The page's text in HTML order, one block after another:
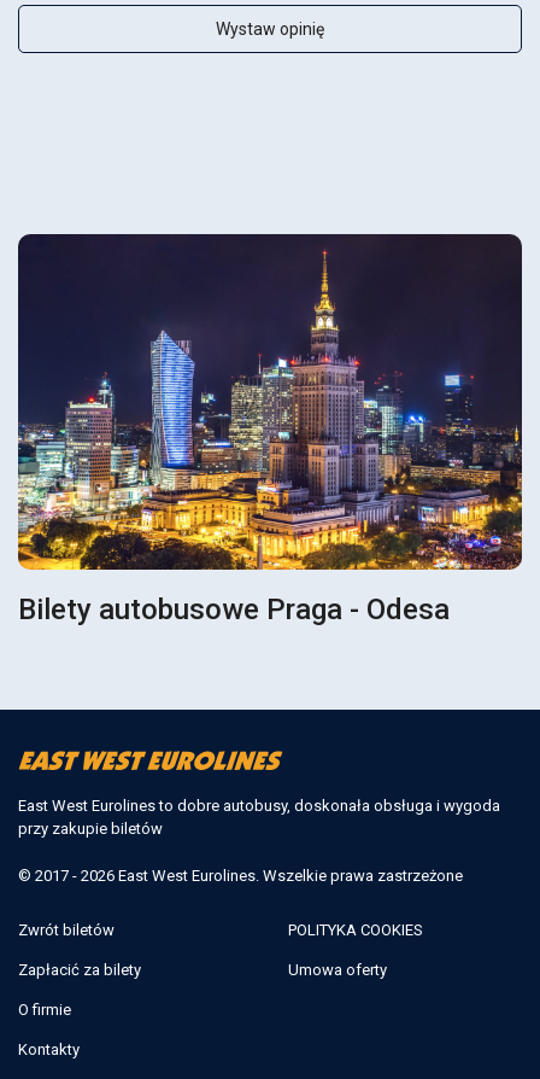
Wystaw opinię
Bilety autobusowe Praga - Odesa
East West Eurolines to dobre autobusy, doskonała obsługa i wygoda
przy zakupie biletów
© 2017 - 2026 East West Eurolines. Wszelkie prawa zastrzeżone
Zwrót biletów
Zapłacić za bilety
O firmie
Kontakty
POLITYKA COOKIES
Umowa oferty